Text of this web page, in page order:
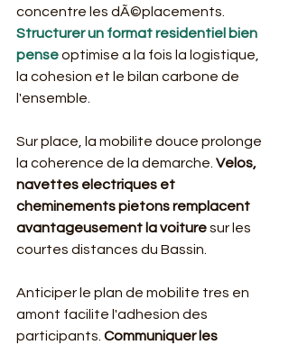
concentre les dÃ©placements.
Structurer un format residentiel bien
pense optimise a la fois la logistique,
la cohesion et le bilan carbone de
l'ensemble.
Sur place, la mobilite douce prolonge
la coherence de la demarche. Velos,
navettes electriques et
cheminements pietons remplacent
avantageusement la voiture sur les
courtes distances du Bassin.
Anticiper le plan de mobilite tres en
amont facilite l'adhesion des
participants. Communiquer les